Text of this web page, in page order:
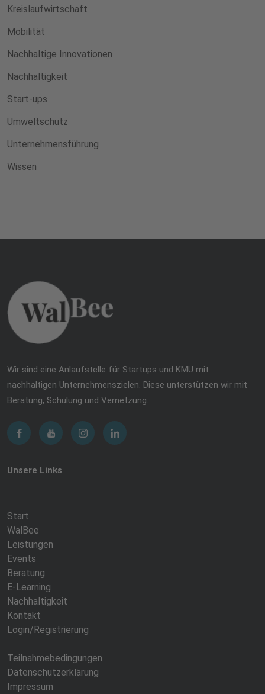
Kreislaufwirtschaft
Mobilität
Nachhaltige Innovationen
Nachhaltigkeit
Start-ups
Umweltschutz
Unternehmensführung
Wissen
Wir sind eine Anlaufstelle für Startups und KMU mit
nachhaltigen Unternehmenszielen. Diese unterstützen wir mit
Beratung, Schulung und Vernetzung.
Unsere Links
Start
WalBee
Leistungen
Events
Beratung
E-Learning
Nachhaltigkeit
Kontakt
Login/Registrierung
Teilnahmebedingungen
Datenschutzerklärung
Impressum